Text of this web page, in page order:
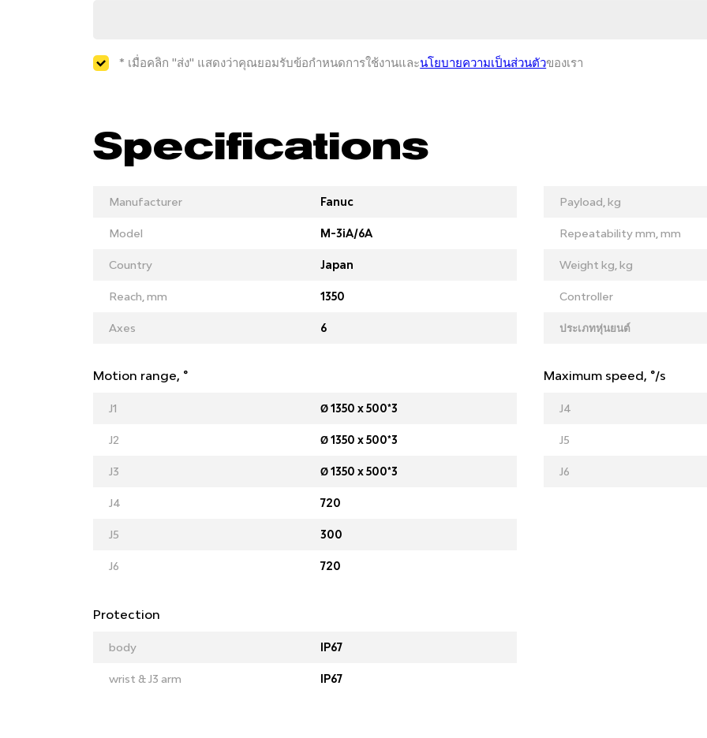
* เมื่อคลิก "ส่ง" แสดงว่าคุณยอมรับข้อกำหนดการใช้งานและนโยบายความเป็นส่วนตัวของเรา
Specifications
Manufacturer Fanuc
Model M-3iA/6A
Country Japan
Reach, mm 1350
Axes 6
Payload, kg
Repeatability mm, mm
Weight kg, kg
Controller
ประเภทหุ่นยนต์
Motion range, °
J1 Ø 1350 x 500*3
J2 Ø 1350 x 500*3
J3 Ø 1350 x 500*3
J4 720
J5 300
J6 720
Maximum speed, °/s
J4
J5
J6
Protection
body IP67
wrist & J3 arm IP67